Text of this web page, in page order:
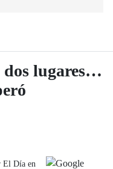
dos lugares…
El Día en